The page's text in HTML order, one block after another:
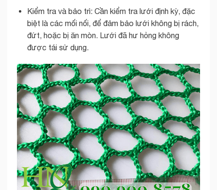
Kiểm tra và bảo trì: Cần kiểm tra lưới định kỳ, đặc
biệt là các mối nối, để đảm bảo lưới không bị rách,
đứt, hoặc bị ăn mòn. Lưới đã hư hỏng không
được tái sử dụng.